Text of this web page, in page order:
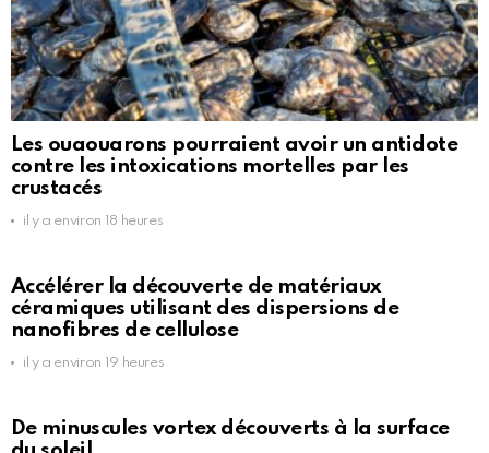
Les ouaouarons pourraient avoir un antidote
contre les intoxications mortelles par les
crustacés
il y a environ 18 heures
Accélérer la découverte de matériaux
céramiques utilisant des dispersions de
nanofibres de cellulose
il y a environ 19 heures
De minuscules vortex découverts à la surface